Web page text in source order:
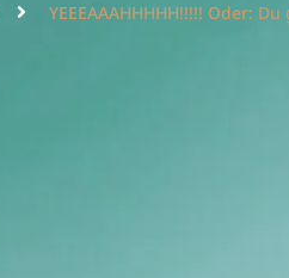
YEEEAAAHHHHH!!!!! Oder: